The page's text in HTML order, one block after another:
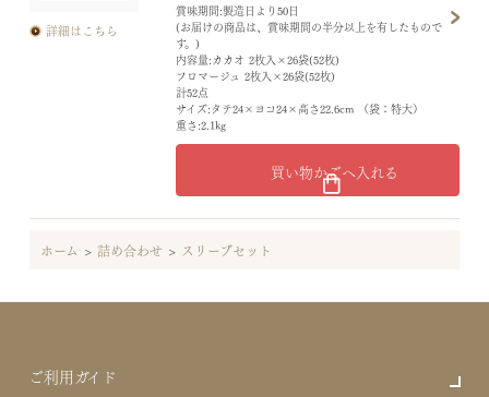
詳細はこちら
賞味期間:製造日より50日
(お届けの商品は、賞味期間の半分以上を有したもので
す。)
内容量:カカオ 2枚入×26袋(52枚)
フロマージュ 2枚入×26袋(52枚)
計52点
サイズ:タテ24×ヨコ24×高さ22.6cm （袋：特大）
重さ:2.1kg
買い物かごへ入れる
ホーム > 詰め合わせ > スリーブセット
ご利用ガイド